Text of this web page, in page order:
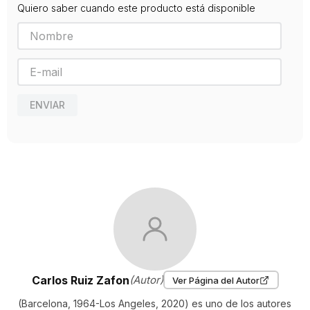
Editorial
BOOKET
Año de publicación
2018
Quiero saber cuando este producto está disponible
ENVIAR
Carlos Ruiz Zafon(Autor) Ver Página del Autor
(Barcelona, 1964-Los Angeles, 2020) es uno de los autores